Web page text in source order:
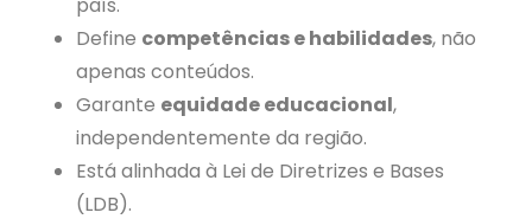
Define competências e habilidades, não
apenas conteúdos.
Garante equidade educacional,
independentemente da região.
Está alinhada à Lei de Diretrizes e Bases
(LDB).